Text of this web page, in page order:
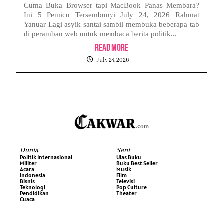
Cuma Buka Browser tapi MacBook Panas Membara?
Ini 5 Pemicu Tersembunyi July 24, 2026 Rahmat
Yanuar Lagi asyik santai sambil membuka beberapa tab
di peramban web untuk membaca berita politik...
Read More
July 24, 2026
Dunia
Politik Internasional
Militer
Acara
Indonesia
Bisnis
Teknologi
Pendidikan
Cuaca
Seni
Ulas Buku
Buku Best Seller
Musik
Film
Televisi
Pop Culture
Theater